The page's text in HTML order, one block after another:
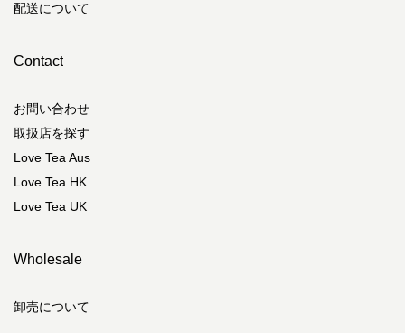
配送について
Contact
お問い合わせ
取扱店を探す
Love Tea Aus
Love Tea HK
Love Tea UK
Wholesale
卸売について